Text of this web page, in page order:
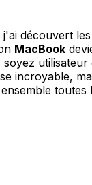
découvert les
MacBook
incroyable,
toutes